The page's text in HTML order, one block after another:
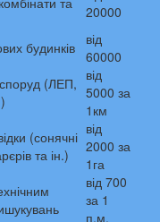
20000
будинків
від
60000
споруд (ЛЕП,
від
5000 за
1км
(сонячні
та ін.)
від
2000 за
1га
від 700
за 1
п.м.